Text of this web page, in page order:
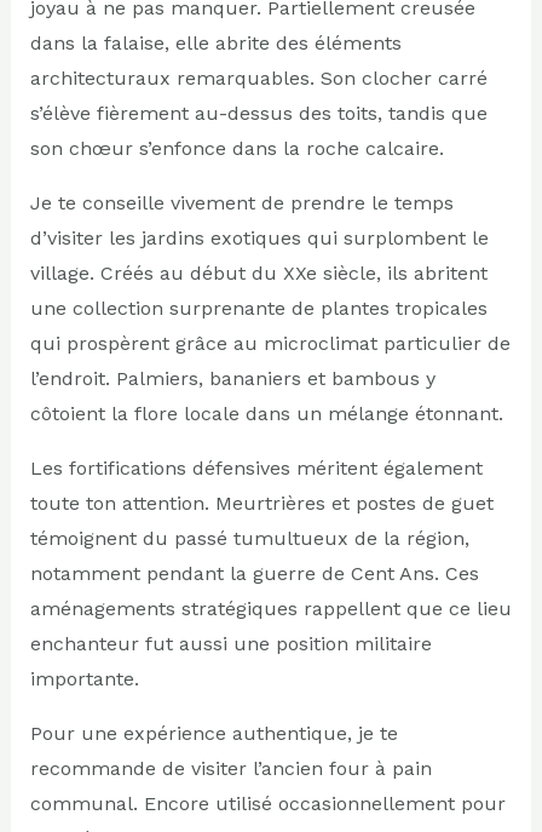
joyau à ne pas manquer. Partiellement creusée
dans la falaise, elle abrite des éléments
architecturaux remarquables. Son clocher carré
s’élève fièrement au-dessus des toits, tandis que
son chœur s’enfonce dans la roche calcaire.
Je te conseille vivement de prendre le temps
d’visiter les jardins exotiques qui surplombent le
village. Créés au début du XXe siècle, ils abritent
une collection surprenante de plantes tropicales
qui prospèrent grâce au microclimat particulier de
l’endroit. Palmiers, bananiers et bambous y
côtoient la flore locale dans un mélange étonnant.
Les fortifications défensives méritent également
toute ton attention. Meurtrières et postes de guet
témoignent du passé tumultueux de la région,
notamment pendant la guerre de Cent Ans. Ces
aménagements stratégiques rappellent que ce lieu
enchanteur fut aussi une position militaire
importante.
Pour une expérience authentique, je te
recommande de visiter l’ancien four à pain
communal. Encore utilisé occasionnellement pour